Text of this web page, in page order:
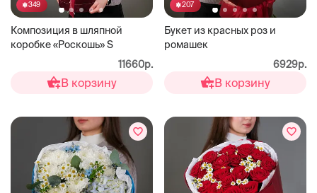
349
Композиция в шляпной
коробке «Роскошь» S
11660р.
В корзину
207
Букет из красных роз и
ромашек
6929р.
В корзину